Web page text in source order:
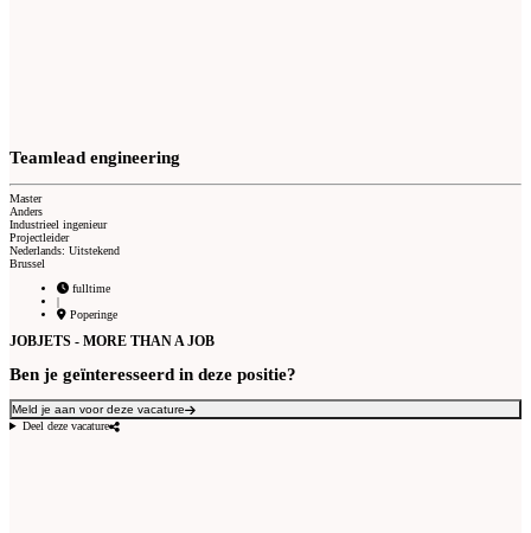
Teamlead engineering
Master
Anders
Industrieel ingenieur
Projectleider
Nederlands: Uitstekend
Brussel
fulltime
|
Poperinge
JOBJETS - MORE THAN A JOB
Ben je geïnteresseerd in deze positie?
Meld je aan voor deze vacature
Deel deze vacature